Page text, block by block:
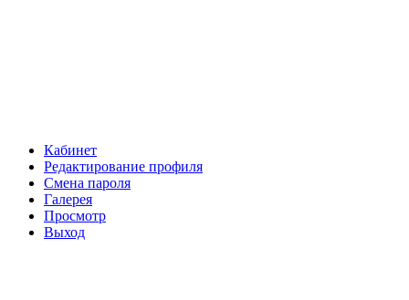
Кабинет
Редактирование профиля
Смена пароля
Галерея
Просмотр
Выход